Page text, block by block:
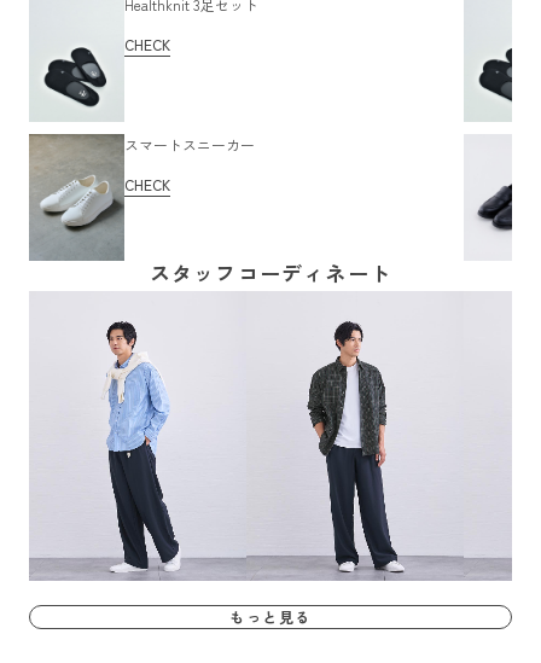
Healthknit 3足セット
CHECK
スマートスニーカー
CHECK
スタッフコーディネート
もっと見る